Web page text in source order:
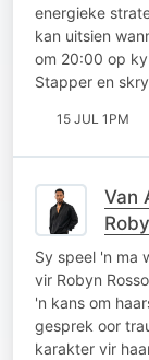
energieke
kan uitsien
om 20:00 op
Stapper en
15 JUL 1PM
Van
Sy speel 'n ma
vir Robyn
'n kans om
gesprek oor
karakter vir